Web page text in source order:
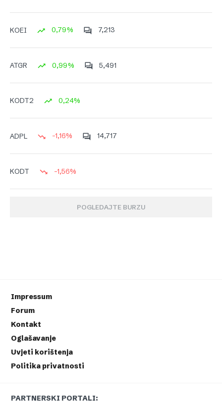
KOEI 0,79% 7,213
ATGR 0,99% 5,491
KODT2 0,24%
ADPL -1,16% 14,717
KODT -1,56%
POGLEDAJTE BURZU
Impressum
Forum
Kontakt
Oglašavanje
Uvjeti korištenja
Politika privatnosti
PARTNERSKI PORTALI: